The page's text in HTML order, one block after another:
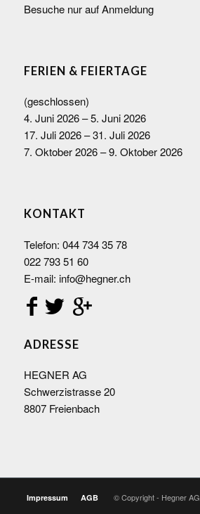
Besuche nur auf Anmeldung
FERIEN & FEIERTAGE
(geschlossen)
4. Juni 2026 – 5. Juni 2026
17. Juli 2026 – 31. Juli 2026
7. Oktober 2026 – 9. Oktober 2026
KONTAKT
Telefon: 044 734 35 78
022 793 51 60
E-mail: info@hegner.ch
ADRESSE
HEGNER AG
Schwerzistrasse 20
8807 Freienbach
Impressum AGB © Copyright - Hegner AG